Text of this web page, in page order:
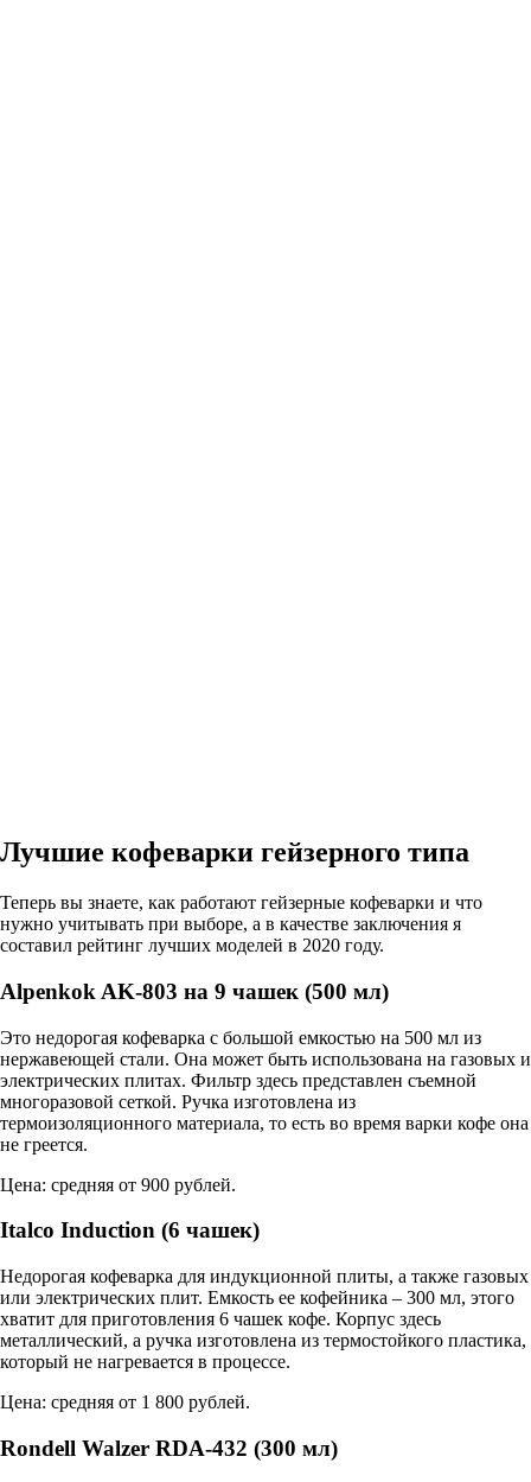
Лучшие кофеварки гейзерного типа
Теперь вы знаете, как работают гейзерные кофеварки и что
нужно учитывать при выборе, а в качестве заключения я
составил рейтинг лучших моделей в 2020 году.
Alpenkok AK-803 на 9 чашек (500 мл)
Это недорогая кофеварка с большой емкостью на 500 мл из
нержавеющей стали. Она может быть использована на газовых и
электрических плитах. Фильтр здесь представлен съемной
многоразовой сеткой. Ручка изготовлена из
термоизоляционного материала, то есть во время варки кофе она
не греется.
Цена: средняя от 900 рублей.
Italco Induction (6 чашек)
Недорогая кофеварка для индукционной плиты, а также газовых
или электрических плит. Емкость ее кофейника – 300 мл, этого
хватит для приготовления 6 чашек кофе. Корпус здесь
металлический, а ручка изготовлена из термостойкого пластика,
который не нагревается в процессе.
Цена: средняя от 1 800 рублей.
Rondell Walzer RDA-432 (300 мл)